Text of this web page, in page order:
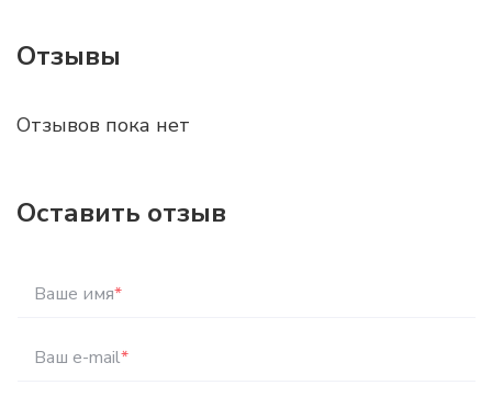
Отзывы
Отзывов пока нет
Оставить отзыв
Ваше имя*
Ваш e-mail*